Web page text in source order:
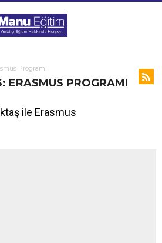
Programı
ERASMUS PROGRAMI
ile Erasmus